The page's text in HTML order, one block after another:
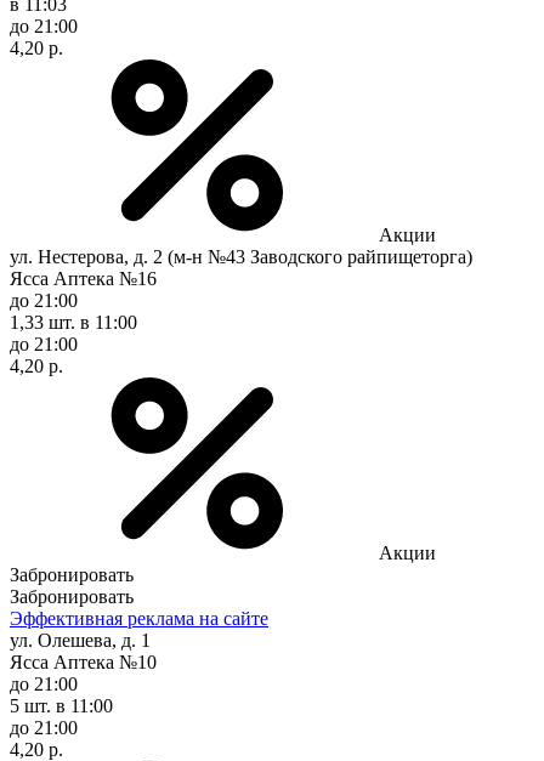
до 21:00
4,20 р.
Акции
ул. Нестерова, д. 2 (м-н №43 Заводского райпищеторга)
Ясса Аптека №16
до 21:00
1,33 шт. в 11:00
до 21:00
4,20 р.
Акции
Забронировать
Забронировать
Эффективная реклама на сайте
ул. Олешева, д. 1
Ясса Аптека №10
до 21:00
5 шт. в 11:00
до 21:00
4,20 р.